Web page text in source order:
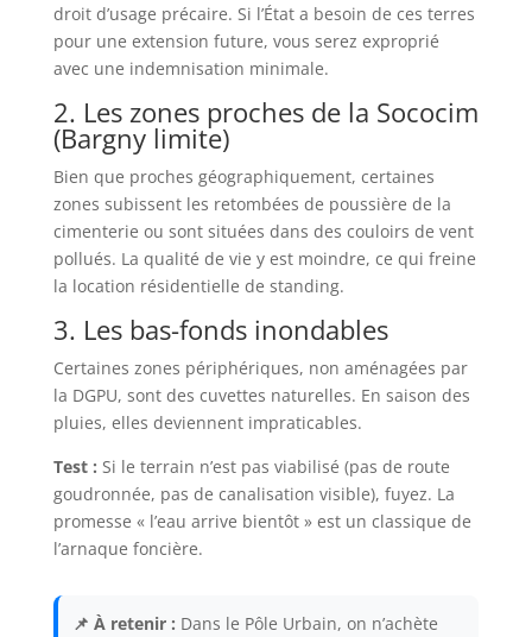
droit d’usage précaire. Si l’État a besoin de ces terres
pour une extension future, vous serez exproprié
avec une indemnisation minimale.
2. Les zones proches de la Sococim
(Bargny limite)
Bien que proches géographiquement, certaines
zones subissent les retombées de poussière de la
cimenterie ou sont situées dans des couloirs de vent
pollués. La qualité de vie y est moindre, ce qui freine
la location résidentielle de standing.
3. Les bas-fonds inondables
Certaines zones périphériques, non aménagées par
la DGPU, sont des cuvettes naturelles. En saison des
pluies, elles deviennent impraticables.
Test : Si le terrain n’est pas viabilisé (pas de route
goudronnée, pas de canalisation visible), fuyez. La
promesse « l’eau arrive bientôt » est un classique de
l’arnaque foncière.
📌 À retenir : Dans le Pôle Urbain, on n’achète